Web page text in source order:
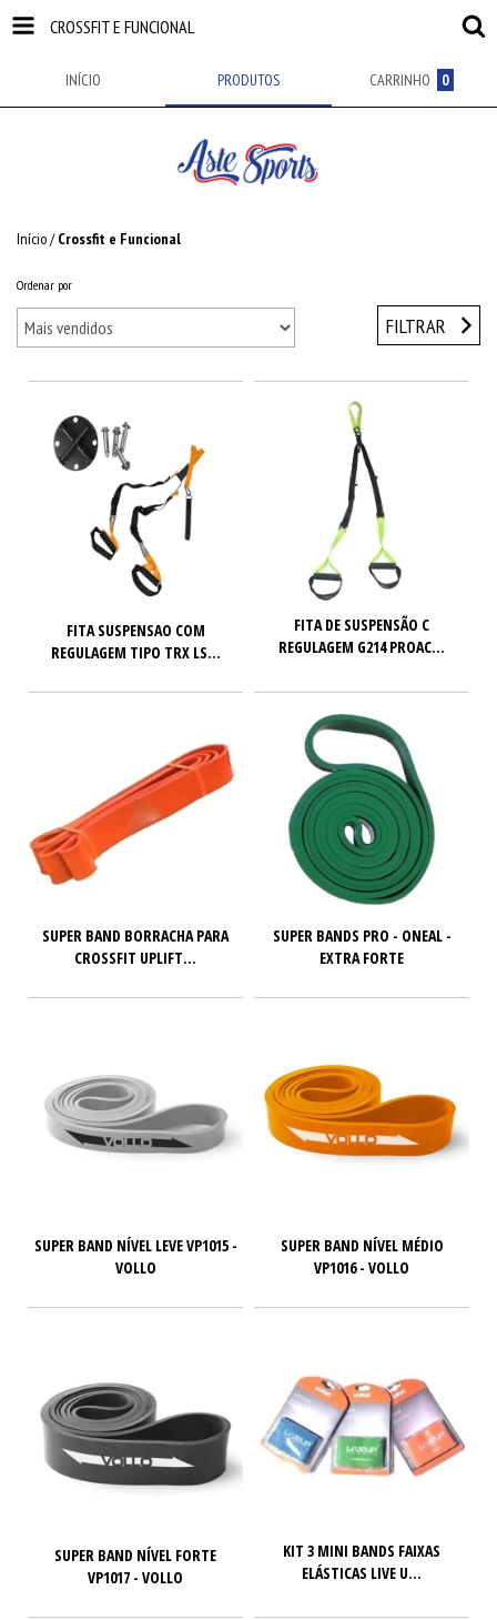
CROSSFIT E FUNCIONAL
INÍCIO PRODUTOS CARRINHO 0
Início/ Crossfit e Funcional
Ordenar por
FILTRAR
FITA SUSPENSAO COM
REGULAGEM TIPO TRX LS...
FITA DE SUSPENSÃO C
REGULAGEM G214 PROAC...
SUPER BAND BORRACHA PARA
CROSSFIT UPLIFT...
SUPER BANDS PRO - ONEAL -
EXTRA FORTE
SUPER BAND NÍVEL LEVE VP1015 -
VOLLO
SUPER BAND NÍVEL MÉDIO
VP1016 - VOLLO
SUPER BAND NÍVEL FORTE
VP1017 - VOLLO
KIT 3 MINI BANDS FAIXAS
ELÁSTICAS LIVE U...